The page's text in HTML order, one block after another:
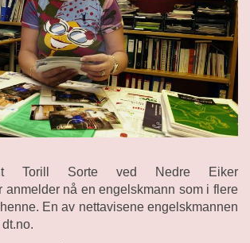
Torill Sorte ved Nedre Eiker
anmelder nå en engelskmann som i flere
En av nettavisene engelskmannen